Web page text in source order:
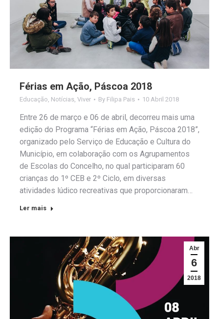
Férias em Ação, Páscoa 2018
Educação, Notícias, Viver By Filipa Pais 10 Abril 2018
Entre 26 de março e 06 de abril, decorreu mais uma
edição do Programa “Férias em Ação, Páscoa 2018”,
organizado pelo Serviço de Educação e Cultura do
Município, em colaboração com os Agrupamentos
de Escolas do Concelho, no qual participaram 60
crianças do 1º CEB e 2º Ciclo, em diversas
atividades lúdico recreativas que proporcionaram…
Ler mais
Abr
6
2018